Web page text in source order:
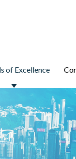
of Excellence